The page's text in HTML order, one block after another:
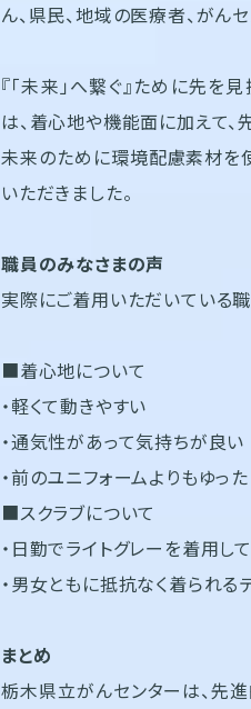
ん、県民、地域の医療者、がん
『「未来」へ繋ぐ』ために先
は、着心地や機能面に加えて
未来のために環境配慮素材を使
いただきました。
職員のみなさまの声
実際にご着用いただいている
■着心地について
・軽くて動きやすい
・通気性があって気持ちが良い
・前のユニフォームよりもゆっ
■スクラブについて
・日勤でライトグレーを着用し
・男女ともに抵抗なく着られる
まとめ
栃木県立がんセンターは、先